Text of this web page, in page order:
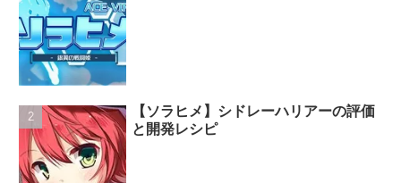
【ソラヒメ】シドレーハリアーの評価
と開発レシピ